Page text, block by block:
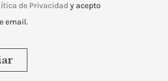
de Privacidad y acepto
email.